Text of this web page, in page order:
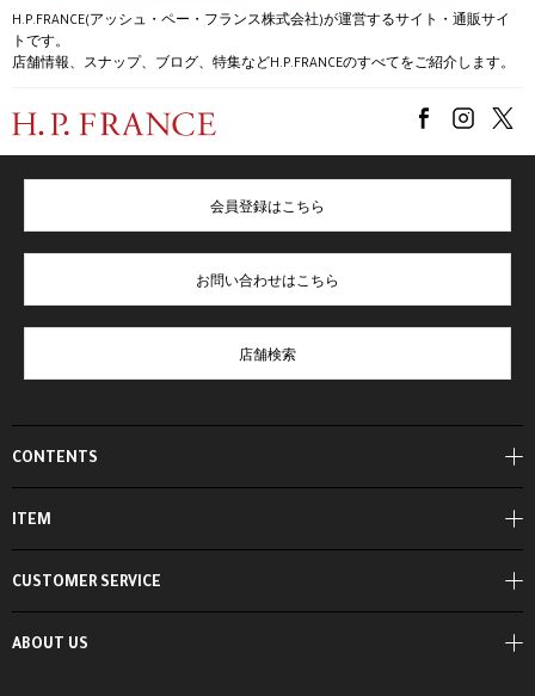
H.P.FRANCE(アッシュ・ペー・フランス株式会社)が運営するサイト・通販サイ
トです。
店舗情報、スナップ、ブログ、特集などH.P.FRANCEのすべてをご紹介します。
CONTENTS
ITEM
ABOUT US
会員登録はこちら
お問い合わせはこちら
店舗検索
CUSTOMER SERVICE